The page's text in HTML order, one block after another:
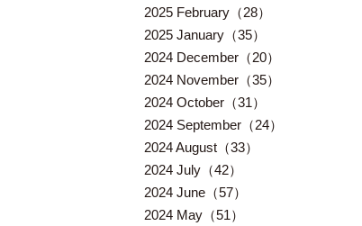
2025 February（28）
2025 January（35）
2024 December（20）
2024 November（35）
2024 October（31）
2024 September（24）
2024 August（33）
2024 July（42）
2024 June（57）
2024 May（51）